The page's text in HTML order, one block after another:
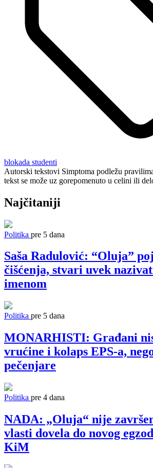
blokada studenti
Autorski tekstovi Simptoma podležu
tekst se može uz gorepomenuto u celini ili
Najčitaniji
Politika pre 5 dana
Saša Radulović: “Oluja”
čišćenja, stvari uvek
imenom
Politika pre 5 dana
MONARHISTI: Građani
vrućine i kolaps EPS-a,
pečenjare
Politika pre 4 dana
NADA: „Oluja“ nije
vlasti dovela do novog
KiM